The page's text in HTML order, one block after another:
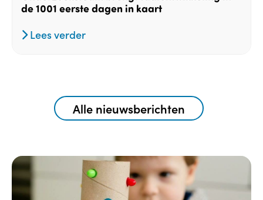
de 1001 eerste dagen in kaart
Lees verder
Alle nieuwsberichten